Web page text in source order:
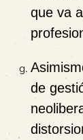
que va
de